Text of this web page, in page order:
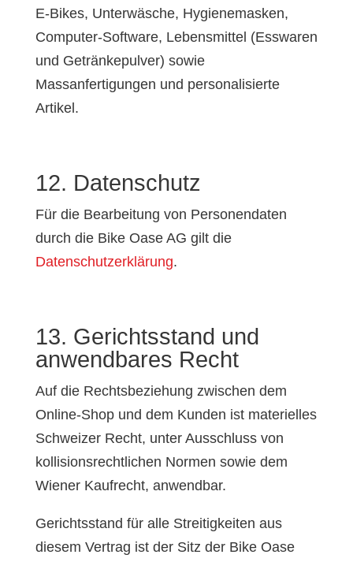
E-Bikes, Unterwäsche, Hygienemasken,
Computer-Software, Lebensmittel (Esswaren
und Getränkepulver) sowie
Massanfertigungen und personalisierte
Artikel.
12. Datenschutz
Für die Bearbeitung von Personendaten
durch die Bike Oase AG gilt die
Datenschutzerklärung.
13. Gerichtsstand und
anwendbares Recht
Auf die Rechtsbeziehung zwischen dem
Online-Shop und dem Kunden ist materielles
Schweizer Recht, unter Ausschluss von
kollisionsrechtlichen Normen sowie dem
Wiener Kaufrecht, anwendbar.
Gerichtsstand für alle Streitigkeiten aus
diesem Vertrag ist der Sitz der Bike Oase